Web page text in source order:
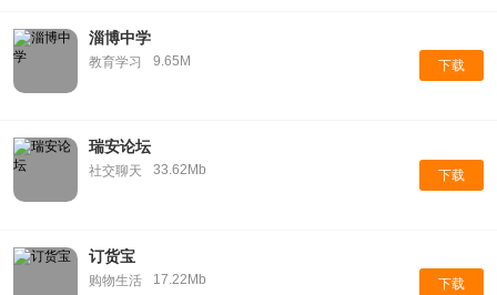
淄博中学
教育学习 9.65M 下载
瑞安论坛
社交聊天 33.62Mb 下载
订货宝
购物生活 17.22Mb 下载